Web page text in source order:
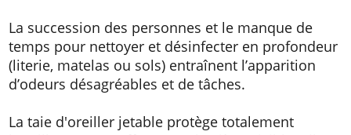
La succession des personnes et le manque de
temps pour nettoyer et désinfecter en profondeur
(literie, matelas ou sols) entraînent l’apparition
d’odeurs désagréables et de tâches.
La taie d'oreiller jetable protège totalement